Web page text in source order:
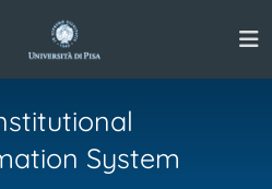
System